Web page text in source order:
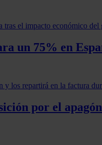
un 75% en
por el